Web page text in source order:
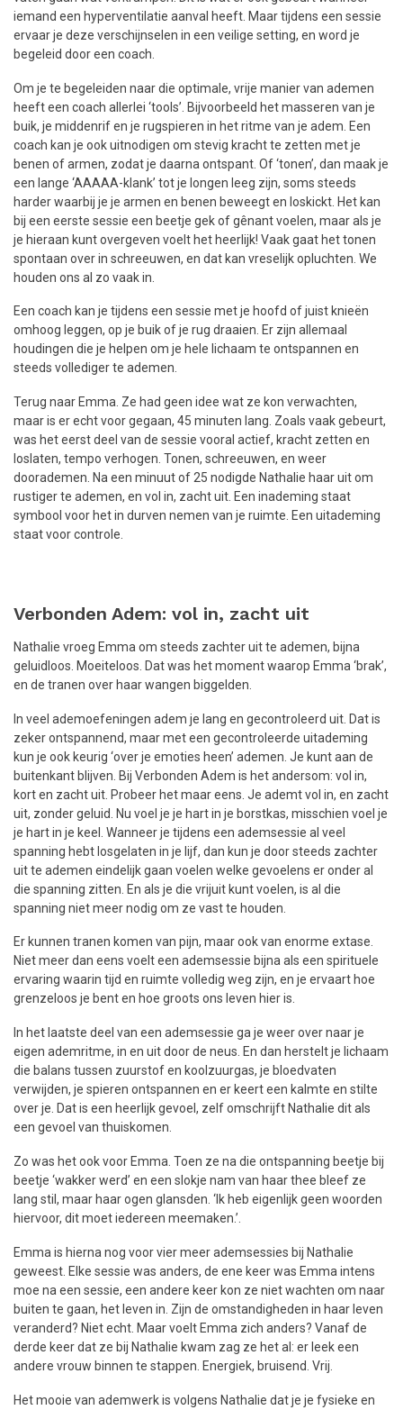
iemand een hyperventilatie aanval heeft. Maar tijdens een sessie
ervaar je deze verschijnselen in een veilige setting, en word je
begeleid door een coach.
Om je te begeleiden naar die optimale, vrije manier van ademen
heeft een coach allerlei ‘tools’. Bijvoorbeeld het masseren van je
buik, je middenrif en je rugspieren in het ritme van je adem. Een
coach kan je ook uitnodigen om stevig kracht te zetten met je
benen of armen, zodat je daarna ontspant. Of ‘tonen’, dan maak je
een lange ‘AAAAA-klank’ tot je longen leeg zijn, soms steeds
harder waarbij je je armen en benen beweegt en loskickt. Het kan
bij een eerste sessie een beetje gek of gênant voelen, maar als je
je hieraan kunt overgeven voelt het heerlijk! Vaak gaat het tonen
spontaan over in schreeuwen, en dat kan vreselijk opluchten. We
houden ons al zo vaak in.
Een coach kan je tijdens een sessie met je hoofd of juist knieën
omhoog leggen, op je buik of je rug draaien. Er zijn allemaal
houdingen die je helpen om je hele lichaam te ontspannen en
steeds vollediger te ademen.
Terug naar Emma. Ze had geen idee wat ze kon verwachten,
maar is er echt voor gegaan, 45 minuten lang. Zoals vaak gebeurt,
was het eerst deel van de sessie vooral actief, kracht zetten en
loslaten, tempo verhogen. Tonen, schreeuwen, en weer
doorademen. Na een minuut of 25 nodigde Nathalie haar uit om
rustiger te ademen, en vol in, zacht uit. Een inademing staat
symbool voor het in durven nemen van je ruimte. Een uitademing
staat voor controle.
Verbonden Adem: vol in, zacht uit
Nathalie vroeg Emma om steeds zachter uit te ademen, bijna
geluidloos. Moeiteloos. Dat was het moment waarop Emma ‘brak’,
en de tranen over haar wangen biggelden.
In veel ademoefeningen adem je lang en gecontroleerd uit. Dat is
zeker ontspannend, maar met een gecontroleerde uitademing
kun je ook keurig ‘over je emoties heen’ ademen. Je kunt aan de
buitenkant blijven. Bij Verbonden Adem is het andersom: vol in,
kort en zacht uit. Probeer het maar eens. Je ademt vol in, en zacht
uit, zonder geluid. Nu voel je je hart in je borstkas, misschien voel je
je hart in je keel. Wanneer je tijdens een ademsessie al veel
spanning hebt losgelaten in je lijf, dan kun je door steeds zachter
uit te ademen eindelijk gaan voelen welke gevoelens er onder al
die spanning zitten. En als je die vrijuit kunt voelen, is al die
spanning niet meer nodig om ze vast te houden.
Er kunnen tranen komen van pijn, maar ook van enorme extase.
Niet meer dan eens voelt een ademsessie bijna als een spirituele
ervaring waarin tijd en ruimte volledig weg zijn, en je ervaart hoe
grenzeloos je bent en hoe groots ons leven hier is.
In het laatste deel van een ademsessie ga je weer over naar je
eigen ademritme, in en uit door de neus. En dan herstelt je lichaam
die balans tussen zuurstof en koolzuurgas, je bloedvaten
verwijden, je spieren ontspannen en er keert een kalmte en stilte
over je. Dat is een heerlijk gevoel, zelf omschrijft Nathalie dit als
een gevoel van thuiskomen.
Zo was het ook voor Emma. Toen ze na die ontspanning beetje bij
beetje ‘wakker werd’ en een slokje nam van haar thee bleef ze
lang stil, maar haar ogen glansden. ‘Ik heb eigenlijk geen woorden
hiervoor, dit moet iedereen meemaken.’.
Emma is hierna nog voor vier meer ademsessies bij Nathalie
geweest. Elke sessie was anders, de ene keer was Emma intens
moe na een sessie, een andere keer kon ze niet wachten om naar
buiten te gaan, het leven in. Zijn de omstandigheden in haar leven
veranderd? Niet echt. Maar voelt Emma zich anders? Vanaf de
derde keer dat ze bij Nathalie kwam zag ze het al: er leek een
andere vrouw binnen te stappen. Energiek, bruisend. Vrij.
Het mooie van ademwerk is volgens Nathalie dat je je fysieke en